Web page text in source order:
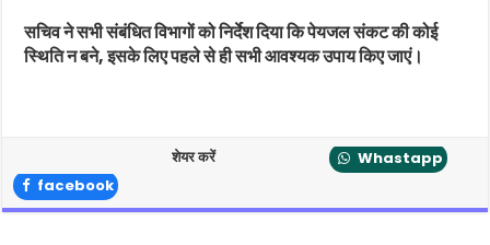
सचिव ने सभी संबंधित विभागों को निर्देश दिया कि पेयजल संकट की कोई
स्थिति न बने, इसके लिए पहले से ही सभी आवश्यक उपाय किए जाएं।
शेयर करें
Whastapp
facebook